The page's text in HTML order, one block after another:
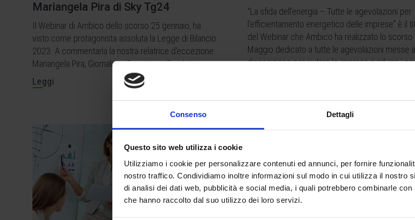
Consenso Dettagli
Questo sito web utilizza i cookie
Utilizziamo i cookie per personalizzare contenuti ed annunci, per fornire
nostro traffico. Condividiamo inoltre informazioni sul modo in cui utilizza il nostro
di analisi dei dati web, pubblicità e social media, i quali potrebbero combinarle
che hanno raccolto dal suo utilizzo dei loro servizi.
Mariangela Pira di Sky Tg24
Il Webinar di Ambico dello scorso 25 gennaio, ha
visto come protagonista assoluta la Legge di Bilancio
2023. A commentarla la nostra relatrice d'eccezione:
Mariangela Pira, Giornalista, Reporter e Conduttrice.
Leggi
“La sfida dell’energia – Tutte le agevolazioni per
l’efficientamento energetico delle imprese” è il
del Webinar che Ambico ha realizzato lo scorso
Maggio dedicato a tutte le agevolazioni messe a
disposizione per aiutare le imprese a ridurre i